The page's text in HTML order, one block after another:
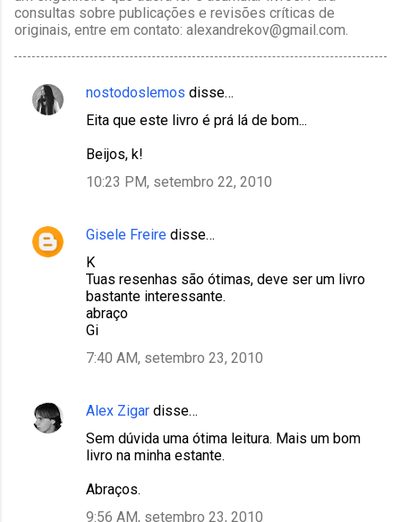
consultas sobre publicações e revisões críticas de
originais, entre em contato: alexandrekov@gmail.com.
C
á
nostodoslemos disse…
Eita que este livro é prá lá de bom...
Beijos, k!
10:23 PM, setembro 22, 2010
Gisele Freire disse…
K
Tuas resenhas são ótimas, deve ser um livro
bastante interessante.
abraço
Gi
7:40 AM, setembro 23, 2010
Alex Zigar disse…
Sem dúvida uma ótima leitura. Mais um bom
livro na minha estante.
Abraços.
9:56 AM, setembro 23, 2010